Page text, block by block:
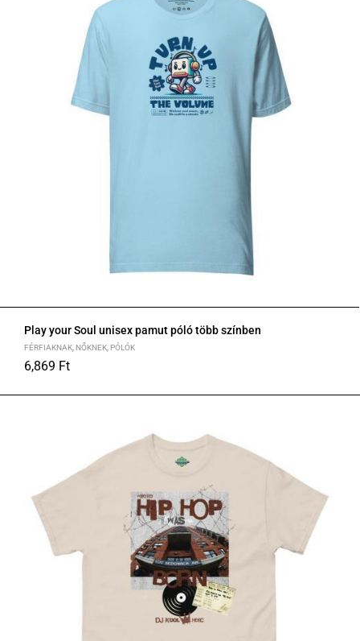
Play your Soul unisex pamut póló több színben
FÉRFIAKNAK, NŐKNEK, PÓLÓK
6,869 Ft